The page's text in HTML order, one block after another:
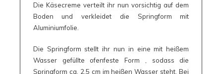
Die Käsecreme verteilt ihr nun vorsichtig auf dem
Boden und verkleidet die Springform mit
Aluminiumfolie.
Die Springform stellt ihr nun in eine mit heißem
Wasser gefüllte ofenfeste Form , sodass die
Springform ca. 2,5 cm im heißen Wasser steht. Bei